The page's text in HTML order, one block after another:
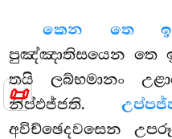
📜
කෙන තෙ
පුඤ්ඤාතිසයෙන තෙ
තයි ලබ්භමානං
නිප්ඵජ්ජති.
අවිච්ඡෙදවසෙන